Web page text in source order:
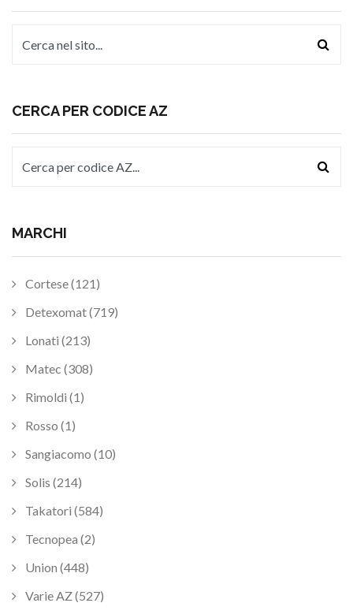
CERCA PER CODICE AZ
MARCHI
Cortese (121)
Detexomat (719)
Lonati (213)
Matec (308)
Rimoldi (1)
Rosso (1)
Sangiacomo (10)
Solis (214)
Takatori (584)
Tecnopea (2)
Union (448)
Varie AZ (527)